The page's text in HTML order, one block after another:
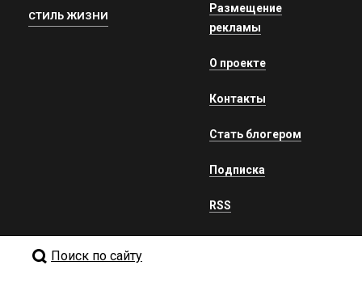
СТИЛЬ ЖИЗНИ
Размещение
рекламы
О проекте
Контакты
Стать блогером
Подписка
RSS
Поиск по сайту